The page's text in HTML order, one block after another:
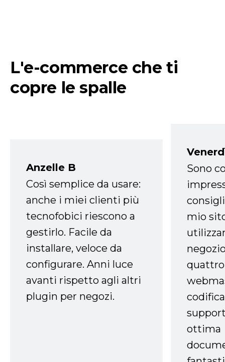
L'e-commerce che ti
copre le spalle
Anzelle B
Così semplice da usare:
anche i miei clienti più
tecnofobici riescono a
gestirlo. Facile da
installare, veloce da
configurare. Anni luce
avanti rispetto agli altri
plugin per negozi.
Sono
mio
ottima